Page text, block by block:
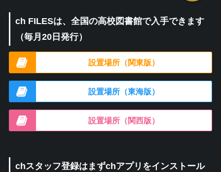
ch FILESは、全国の高校図書館で入手できます
（毎月20日発行）
設置場所（関東版）
設置場所（東海版）
設置場所（関西版）
chスタッフ登録はまずchアプリをインストール